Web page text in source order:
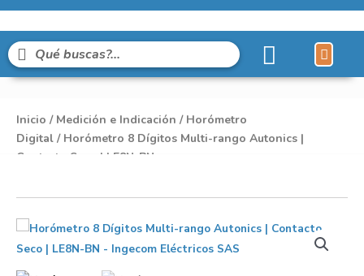
Inicio / Medición e Indicación / Horómetro
Digital / Horómetro 8 Dígitos Multi-rango Autonics |
Contacto Seco | LE8N-BN